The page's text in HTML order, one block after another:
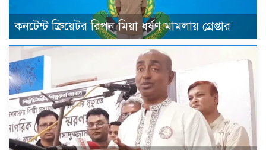
কনটেন্ট ক্রিয়েটর রিপন মিয়া ধর্ষণ মামলায় গ্রেপ্তার